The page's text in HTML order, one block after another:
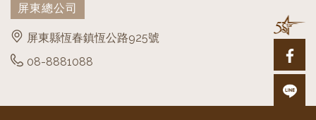
屏東總公司
屏東縣恆春鎮恆公路925號
08-8881088